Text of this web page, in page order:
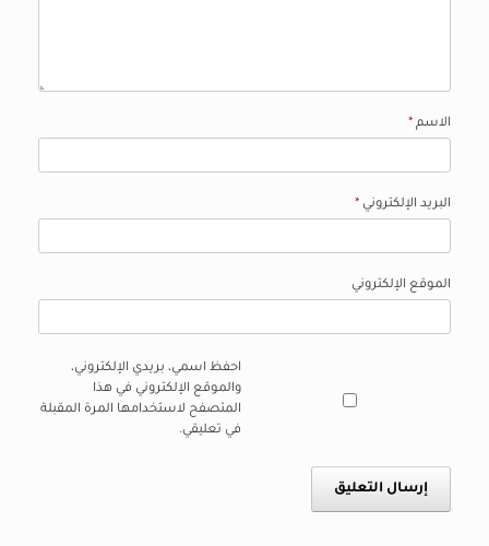
الاسم *
البريد الإلكتروني *
الموقع الإلكتروني
احفظ اسمي، بريدي الإلكتروني،
والموقع الإلكتروني في هذا
المتصفح لاستخدامها المرة المقبلة
في تعليقي.